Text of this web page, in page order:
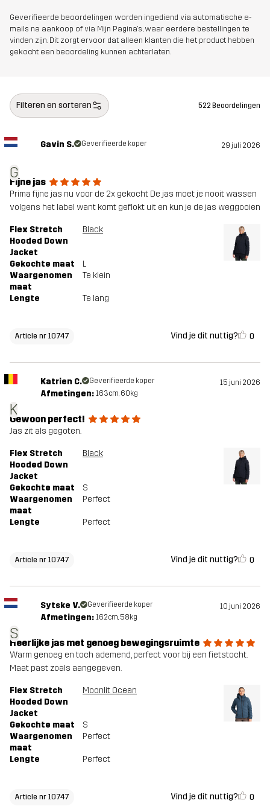
Geverifieerde beoordelingen worden ingediend via automatische e-
mails na aankoop of via Mijn Pagina's, waar eerdere bestellingen te
vinden zijn. Dit zorgt ervoor dat alleen klanten die het product hebben
gekocht een beoordeling kunnen achterlaten.
Filteren en sorteren 522 Beoordelingen
G
Gavin S. Geverifieerde koper 29 juli 2026
Fijne jas
Prima fijne jas nu voor de 2x gekocht De jas moet je nooit wassen
volgens het label want komt geflokt uit en kun je de jas weggooien
Flex Stretch
Hooded Down
Jacket
Black
Gekochte maat
L
Waargenomen
maat
Te klein
Lengte Te lang
Article nr 10747 Vind je dit nuttig? 0
K
Katrien C. Geverifieerde koper 15 juni 2026
Afmetingen: 163cm, 60kg
Gewoon perfect!
Jas zit als gegoten.
Flex Stretch
Hooded Down
Jacket
Black
Gekochte maat
S
Waargenomen
maat
Perfect
Lengte Perfect
Article nr 10747 Vind je dit nuttig? 0
S
Sytske V. Geverifieerde koper 10 juni 2026
Afmetingen: 162cm, 58kg
Heerlijke jas met genoeg bewegingsruimte
Warm genoeg en toch ademend, perfect voor bij een fietstocht.
Maat past zoals aangegeven.
Flex Stretch
Hooded Down
Jacket
Moonlit Ocean
Gekochte maat
S
Waargenomen
maat
Perfect
Lengte Perfect
Article nr 10747 Vind je dit nuttig? 0